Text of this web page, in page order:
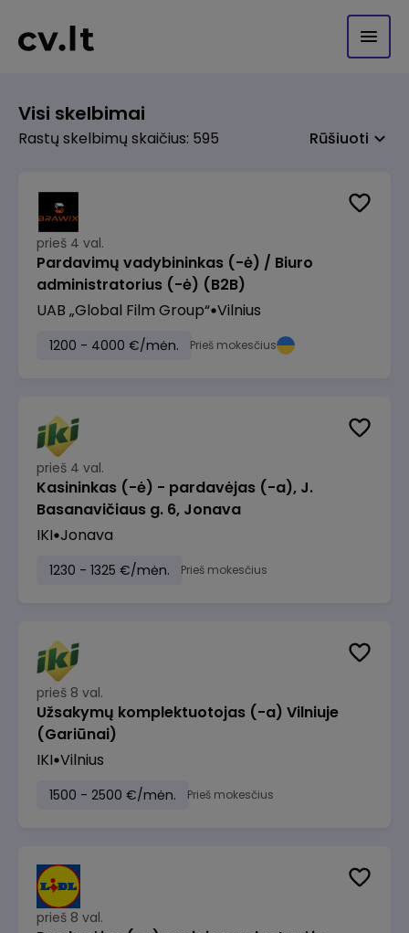
Visi skelbimai
Rastų skelbimų skaičius: 595 Rūšiuoti
prieš 4 val.
Pardavimų vadybininkas (-ė) / Biuro
administratorius (-ė) (B2B)
UAB „Global Film Group“ Vilnius
1200 - 4000 €/mėn. Prieš mokesčius
prieš 4 val.
Kasininkas (-ė) - pardavėjas (-a), J.
Basanavičiaus g. 6, Jonava
IKI Jonava
1230 - 1325 €/mėn. Prieš mokesčius
prieš 8 val.
Užsakymų komplektuotojas (-a) Vilniuje
(Gariūnai)
IKI Vilnius
1500 - 2500 €/mėn. Prieš mokesčius
prieš 8 val.